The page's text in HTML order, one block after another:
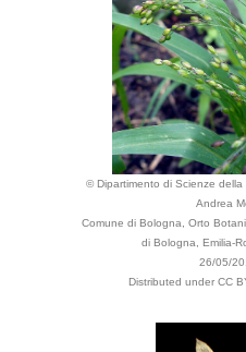
© Dipartimento di Scienze della
Andrea
Comune di Bologna, Orto
di Bologna, Emilia-
26/05/
Distributed under CC